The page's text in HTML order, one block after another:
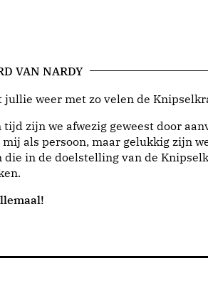
VAN NARDY
jullie weer met zo velen de
tijd zijn we afwezig geweest door
mij als persoon, maar gelukkig zijn
die in de doelstelling van de